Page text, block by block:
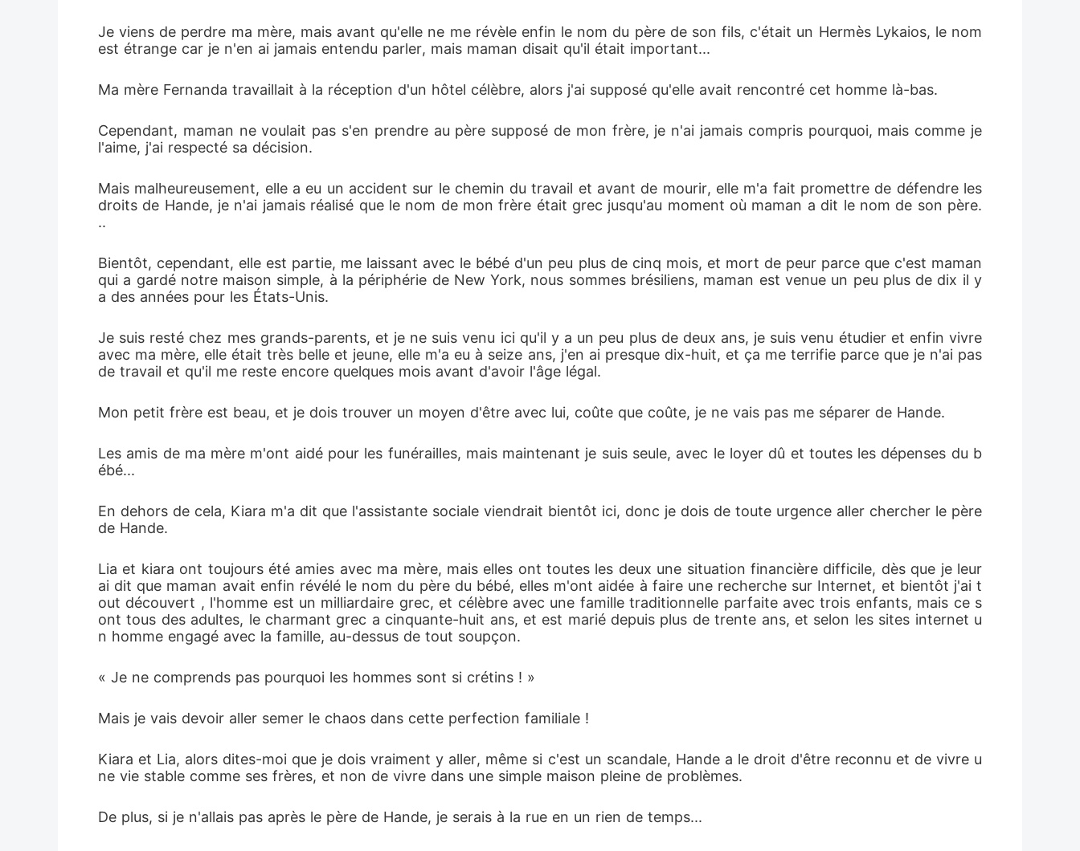
Je viens de perdre ma mère, mais avant qu'elle ne me révèle enfin le nom du père de son fils, c'était un Hermès Lykaios, le nom
est étrange car je n'en ai jamais entendu parler, mais maman disait qu'il était important...
Ma mère Fernanda travaillait à la réception d'un hôtel célèbre, alors j'ai supposé qu'elle avait rencontré cet homme là-bas.
Cependant, maman ne voulait pas s'en prendre au père supposé de mon frère, je n'ai jamais compris pourquoi, mais comme je
l'aime, j'ai respecté sa décision.
Mais malheureusement, elle a eu un accident sur le chemin du travail et avant de mourir, elle m'a fait promettre de défendre les
droits de Hande, je n'ai jamais réalisé que le nom de mon frère était grec jusqu'au moment où maman a dit le nom de son père.
..
Bientôt, cependant, elle est partie, me laissant avec le bébé d'un peu plus de cinq mois, et mort de peur parce que c'est maman
qui a gardé notre maison simple, à la périphérie de New York, nous sommes brésiliens, maman est venue un peu plus de dix il y
a des années pour les États-Unis.
Je suis resté chez mes grands-parents, et je ne suis venu ici qu'il y a un peu plus de deux ans, je suis venu étudier et enfin vivre
avec ma mère, elle était très belle et jeune, elle m'a eu à seize ans, j'en ai presque dix-huit, et ça me terrifie parce que je n'ai pas
de travail et qu'il me reste encore quelques mois avant d'avoir l'âge légal.
Mon petit frère est beau, et je dois trouver un moyen d'être avec lui, coûte que coûte, je ne vais pas me séparer de Hande.
Les amis de ma mère m'ont aidé pour les funérailles, mais maintenant je suis seule, avec le loyer dû et toutes les dépenses du b
ébé...
En dehors de cela, Kiara m'a dit que l'assistante sociale viendrait bientôt ici, donc je dois de toute urgence aller chercher le père
de Hande.
Lia et kiara ont toujours été amies avec ma mère, mais elles ont toutes les deux une situation financière difficile, dès que je leur
ai dit que maman avait enfin révélé le nom du père du bébé, elles m'ont aidée à faire une recherche sur Internet, et bientôt j'ai t
out découvert , l'homme est un milliardaire grec, et célèbre avec une famille traditionnelle parfaite avec trois enfants, mais ce s
ont tous des adultes, le charmant grec a cinquante-huit ans, et est marié depuis plus de trente ans, et selon les sites internet u
n homme engagé avec la famille, au-dessus de tout soupçon.
« Je ne comprends pas pourquoi les hommes sont si crétins ! »
Mais je vais devoir aller semer le chaos dans cette perfection familiale !
Kiara et Lia, alors dites-moi que je dois vraiment y aller, même si c'est un scandale, Hande a le droit d'être reconnu et de vivre u
ne vie stable comme ses frères, et non de vivre dans une simple maison pleine de problèmes.
De plus, si je n'allais pas après le père de Hande, je serais à la rue en un rien de temps...